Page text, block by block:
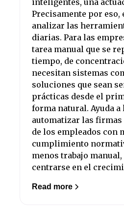
Precisamente por eso,
analizar las
diarias. Para las
tarea manual que se
tiempo, de
necesitan sistemas
soluciones que sean
prácticas desde el
forma natural. Ayuda a
automatizar las
de los empleados con
cumplimiento
menos trabajo
centrarse en el
Read more